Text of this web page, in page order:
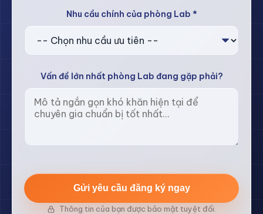
Nhu cầu chính của phòng Lab *
Vấn đề lớn nhất phòng Lab đang gặp phải?
Gửi yêu cầu đăng ký ngay
Thông tin của bạn được bảo mật tuyệt đối.